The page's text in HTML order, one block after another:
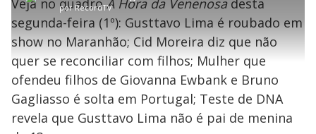
l
a
por RecordTV
a
r
0
e
g
n
d
s
ç
a
1
0
s
e
u
n
o
.
5
6
%
s
c
r
e
Veja no quadroA Hora da Venenosadesta
segunda-feira (1º): Gusttavo Lima é roubado em
show no Maranhão; Cid Moreira diz que não
quer se reconciliar com filhos; Mulher que
ofendeu filhos de Giovanna Ewbank e Bruno
Gagliasso é solta em Portugal; Teste de DNA
revela que Gusttavo Lima não é pai de menina